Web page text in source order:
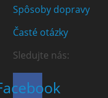
Spôsoby dopravy
Časté otázky
Sledujte nás: